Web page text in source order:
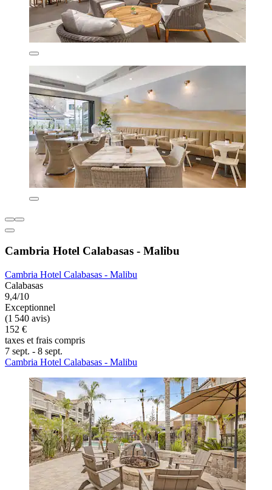
Cambria Hotel Calabasas - Malibu
Cambria Hotel Calabasas - Malibu
Calabasas
9,4/10
Exceptionnel
(1 540 avis)
152 €
taxes et frais compris
7 sept. - 8 sept.
Cambria Hotel Calabasas - Malibu